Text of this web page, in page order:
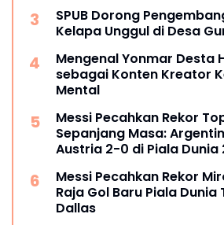
SPUB Dorong
Kelapa Unggul di Desa
Mengenal Yonmar Desta
sebagai Konten Kreator
Mental
Messi Pecahkan Rekor
Sepanjang Masa:
Austria 2-0 di Piala Dunia
Messi Pecahkan Rekor
Raja Gol Baru Piala Dunia
Dallas